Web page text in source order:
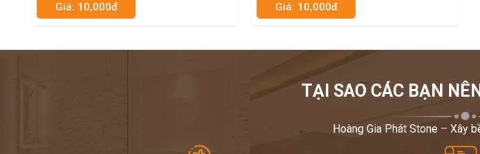
Giá: 10,000đ Giá: 10,000đ
TẠI SAO CÁC BẠN
Hoàng Gia Phát Stone – Xây